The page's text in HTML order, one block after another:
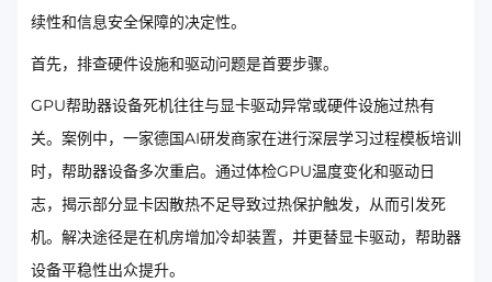
续性和信息安全保障的决定性。
首先，排查硬件设施和驱动问题是首要步骤。
GPU帮助器设备死机往往与显卡驱动异常或硬件设施过热有
关。案例中，一家德国AI研发商家在进行深层学习过程模板培训
时，帮助器设备多次重启。通过体检GPU温度变化和驱动日
志，揭示部分显卡因散热不足导致过热保护触发，从而引发死
机。解决途径是在机房增加冷却装置，并更替显卡驱动，帮助器
设备平稳性出众提升。